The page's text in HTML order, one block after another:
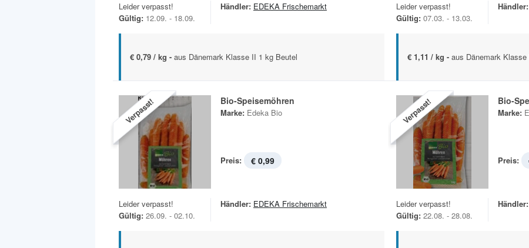
Leider verpasst!
Gültig: 12.09. - 18.09.
Händler: EDEKA Frischemarkt
€ 0,79 / kg - aus Dänemark Klasse II 1 kg Beutel
Leider verpasst!
Gültig: 07.03. - 13.03.
Händler:
€ 1,11 / kg - aus Dänemark
Verpasst! Bio-Speisemöhren
Marke: Edeka Bio
Preis: € 0,99
Leider verpasst!
Gültig: 26.09. - 02.10.
Händler: EDEKA Frischemarkt
Verpasst! Bio-
Marke:
Preis:
Leider verpasst!
Gültig: 22.08. - 28.08.
Händler: